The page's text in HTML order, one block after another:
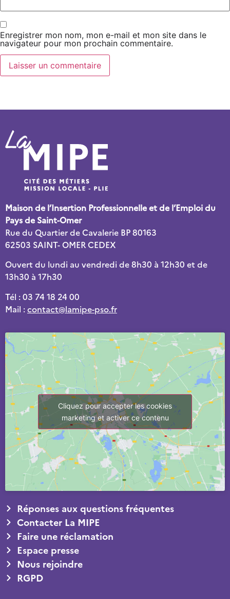
Enregistrer mon nom, mon e-mail et mon site dans le
navigateur pour mon prochain commentaire.
Maison de l’Insertion Professionnelle et de l’Emploi du
Pays de Saint-Omer
Rue du Quartier de Cavalerie BP 80163
62503 SAINT- OMER CEDEX
Ouvert du lundi au vendredi de 8h30 à 12h30 et de
13h30 à 17h30
Tél : 03 74 18 24 00
Mail :contact@lamipe-pso.fr
Cliquez pour accepter les cookies
marketing et activer ce contenu
Réponses aux questions fréquentes
Contacter La MIPE
Faire une réclamation
Espace presse
Nous rejoindre
RGPD